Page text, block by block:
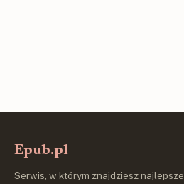
Epub.pl
Serwis, w którym znajdziesz najlepsze